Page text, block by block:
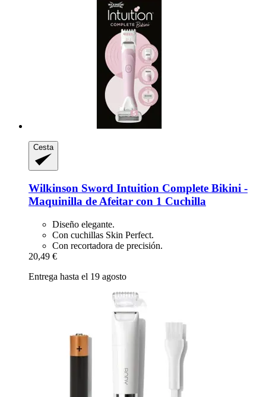
Cesta
Wilkinson Sword Intuition Complete Bikini -​
Maquinilla de Afeitar con 1 Cuchilla
Diseño elegante.
Con cuchillas Skin Perfect.
Con recortadora de precisión.
20,49 €
Entrega hasta el 19 agosto